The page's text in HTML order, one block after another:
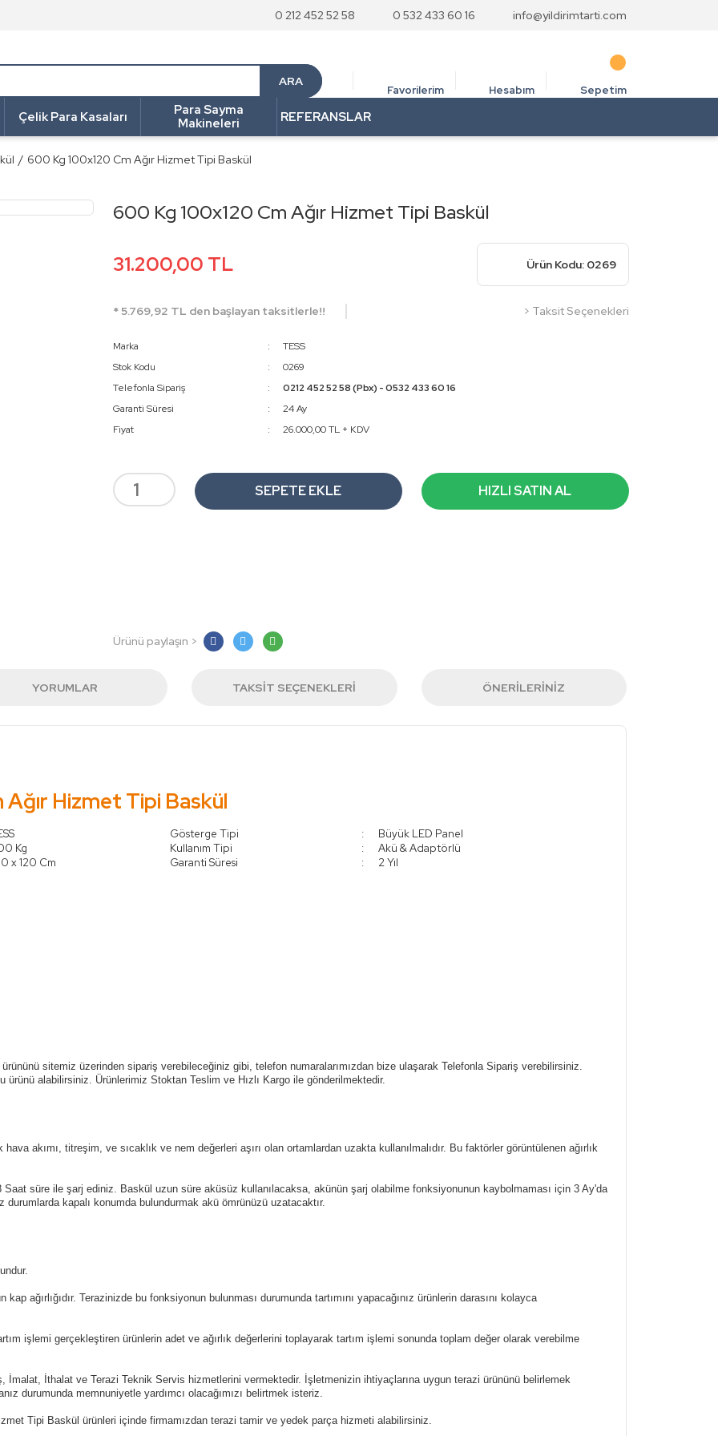
0 212 452 52 58 0 532 433 60 16 info@yildirimtarti.com
ARA
Favorilerim Hesabım Sepetim
Çelik Para Kasaları
Para Sayma
Makineleri
REFERANSLAR
600 Kg 100x120 Cm Ağır Hizmet Tipi Baskül
600 Kg 100x120 Cm Ağır Hizmet Tipi Baskül
31.200,00 TL Ürün Kodu: 0269
* 5.769,92 TL den başlayan taksitlerle!! > Taksit Seçenekleri
Marka
TESS
Stok Kodu
0269
Telefonla Sipariş
0212 452 52 58 (Pbx) - 0532 433 60 16
Garanti Süresi
24 Ay
Fiyat
26.000,00 TL + KDV
SEPETE EKLE HIZLI SATIN AL
Ürünü paylaşın >
YORUMLAR TAKSIT SEÇENEKLERI ÖNERILERINIZ
Hizmet Tipi Baskül
Gösterge Tipi :
Büyük LED Panel
Kg Kullanım Tipi :
Akü & Adaptörlü
x 120 Cm Garanti Süresi : 2 Yıl
ürününü sitemiz üzerinden sipariş verebileceğiniz gibi, telefon numaralarımızdan bize ulaşarak Telefonla Sipariş verebilirsiniz.
ürünü alabilirsiniz. Ürünlerimiz Stoktan Teslim ve Hızlı Kargo ile gönderilmektedir.
akımı, titreşim, ve sıcaklık ve nem değerleri aşırı olan ortamlardan uzakta kullanılmalıdır. Bu faktörler görüntülenen ağırlık
süre ile şarj ediniz. Baskül uzun süre aküsüz kullanılacaksa, akünün şarj olabilme fonksiyonunun kaybolmaması için 3 Ay'da
durumlarda kapalı konumda bulundurmak akü ömrünüzü uzatacaktır.
kap ağırlığıdır. Terazinizde bu fonksiyonun bulunması durumunda tartımını yapacağınız ürünlerin darasını kolayca
işlemi gerçekleştiren ürünlerin adet ve ağırlık değerlerini toplayarak tartım işlemi sonunda toplam değer olarak verebilme
İmalat, İthalat ve Terazi Teknik Servis hizmetlerini vermektedir. İşletmenizin ihtiyaçlarına uygun terazi ürününü belirlemek
durumunda memnuniyetle yardımcı olacağımızı belirtmek isteriz.
Tipi Baskül ürünleri içinde firmamızdan terazi tamir ve yedek parça hizmeti alabilirsiniz.